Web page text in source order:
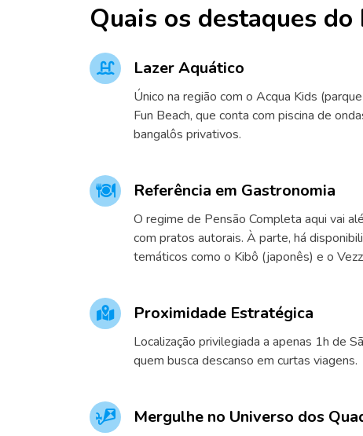
Quais os destaques do
Lazer Aquático
Único na região com o Acqua Kids
Fun Beach, que conta com piscina de
bangalôs privativos.
Referência em Gastronomia
O regime de Pensão Completa aqui vai
com pratos autorais. À parte, há
temáticos como o Kibô (japonês) e o
Proximidade Estratégica
Localização privilegiada a apenas 1h de
quem busca descanso em curtas viagens.
Mergulhe no Universo dos